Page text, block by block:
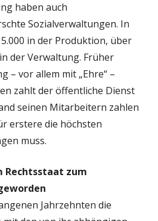
haben auch
Sozialverwaltungen. In
in der Produktion, über
der Verwaltung. Früher
– vor allem mit „Ehre“ –
zahlt der öffentliche Dienst
seinen Mitarbeitern zahlen
erstere die höchsten
muss.
Rechtsstaat zum
Jahrzehnten die